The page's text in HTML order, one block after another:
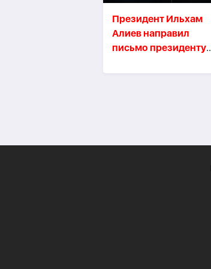
Президент Ильхам
Алиев направил
письмо президенту